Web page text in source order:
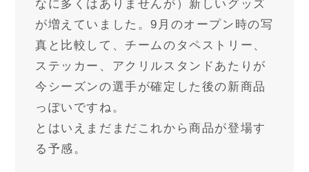
なに多くはありませんが）新しいグッズ
が増えていました。9月のオープン時の写
真と比較して、チームのタペストリー、
ステッカー、アクリルスタンドあたりが
今シーズンの選手が確定した後の新商品
っぽいですね。
とはいえまだまだこれから商品が登場す
る予感。